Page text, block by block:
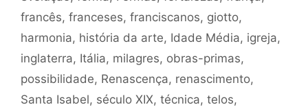
francês, franceses, franciscanos, giotto,
harmonia, história da arte, Idade Média, igreja,
inglaterra, Itália, milagres, obras-primas,
possibilidade, Renascença, renascimento,
Santa Isabel, século XIX, técnica, telos,